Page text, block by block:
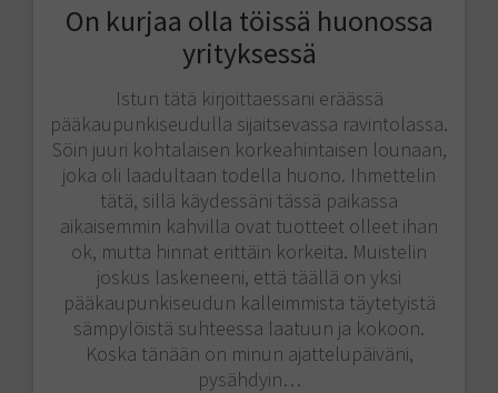
On kurjaa olla töissä huonossa
yrityksessä
Istun tätä kirjoittaessani eräässä
pääkaupunkiseudulla sijaitsevassa ravintolassa.
Söin juuri kohtalaisen korkeahintaisen lounaan,
joka oli laadultaan todella huono. Ihmettelin
tätä, sillä käydessäni tässä paikassa
aikaisemmin kahvilla ovat tuotteet olleet ihan
ok, mutta hinnat erittäin korkeita. Muistelin
joskus laskeneeni, että täällä on yksi
pääkaupunkiseudun kalleimmista täytetyistä
sämpylöistä suhteessa laatuun ja kokoon.
Koska tänään on minun ajattelupäiväni,
pysähdyin…